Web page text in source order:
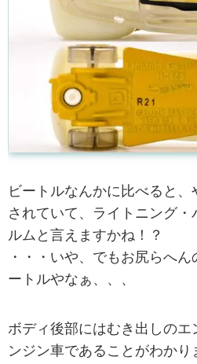
ビートルなんかに比べると
されていて、ライトニング・
ルムと言えますかね！？
・・・いや、でもお尻らへ
ートルやなぁ、、、
ボディ後部にはむき出しの
ンジン車であることがわかり